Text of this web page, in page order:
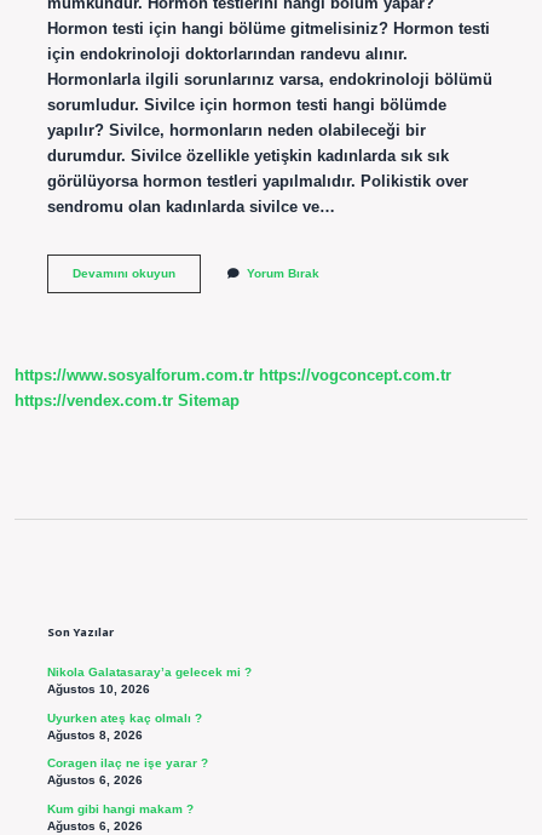
Hormon testi için hangi bölüme gitmelisiniz? Hormon testi
için endokrinoloji doktorlarından randevu alınır.
Hormonlarla ilgili sorunlarınız varsa, endokrinoloji bölümü
sorumludur. Sivilce için hormon testi hangi bölümde
yapılır? Sivilce, hormonların neden olabileceği bir
durumdur. Sivilce özellikle yetişkin kadınlarda sık sık
görülüyorsa hormon testleri yapılmalıdır. Polikistik over
sendromu olan kadınlarda sivilce ve…
Devamını okuyunCildiye
Yorum Bırak
https://www.sosyalforum.com.tr https://vogconcept.com.tr
https://vendex.com.tr Sitemap
Son Yazılar
Nikola Galatasaray’a gelecek mi ?
Ağustos 10, 2026
Uyurken ateş kaç olmalı ?
Ağustos 8, 2026
Coragen ilaç ne işe yarar ?
Ağustos 6, 2026
Kum gibi hangi makam ?
Ağustos 6, 2026